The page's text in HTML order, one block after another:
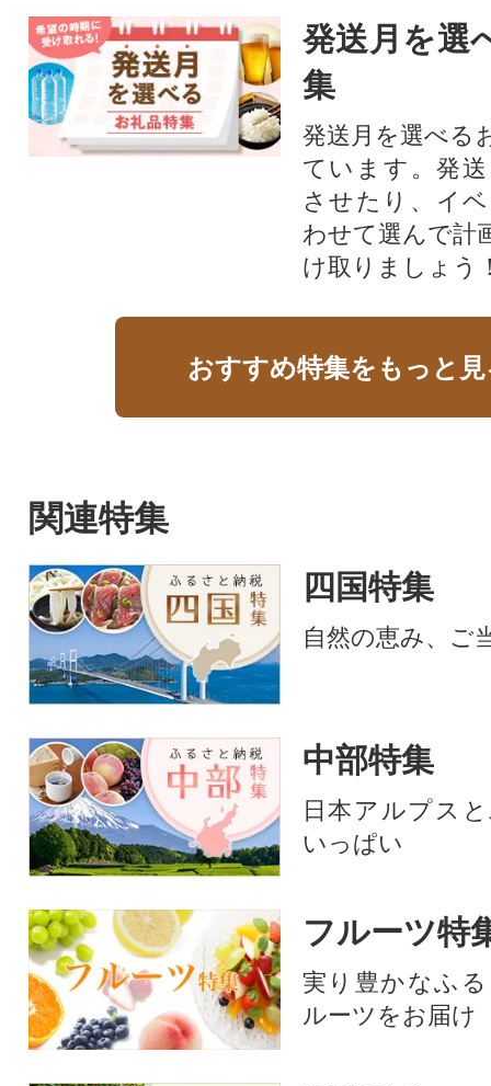
発送月を選
集
発送月を選べる
ています。発
させたり、イ
わせて選んで計
け取りましょう
おすすめ特集をもっと
関連特集
四国特集
自然の恵み、ご
中部特集
日本アルプス
いっぱい
フルーツ特
実り豊かなふ
ルーツをお届け